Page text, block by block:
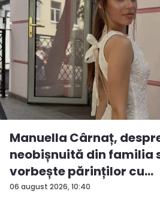
06 august 2026, 10:40
Manuella Cârnaț,
neobișnuită din familia
vorbește părinților cu
„dumneavoastră...